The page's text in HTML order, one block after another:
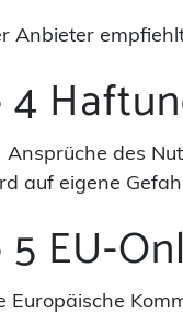
Anbieter
Ansprüche des
auf eigene
EU-
Europäische